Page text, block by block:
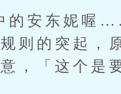
安东妮喔
则的突起，
，「这个是